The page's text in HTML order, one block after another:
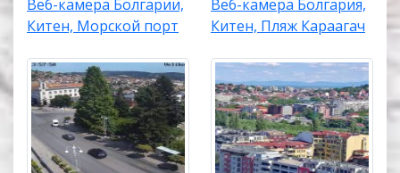
Веб-камера Болгарии,
Китен, Морской порт
Веб-камера Болгария,
Китен, Пляж Караагач